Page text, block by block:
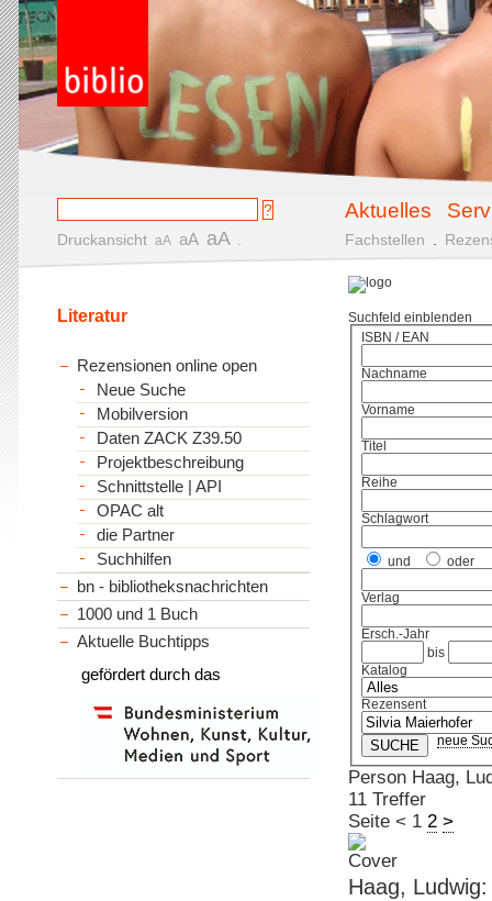
Aktuelles
Druckansicht aA aA aA Fachstellen
Suchfeld einblenden
ISBN / EAN
Nachname
Vorname
Titel
Reihe
Schlagwort
und oder
Verlag
Ersch.-Jahr
bis
Katalog
Rezensent
neue
Person Haag,
11 Treffer
Seite < 1 2 >
Haag,
Literatur
Rezensionen online open
Neue Suche
Mobilversion
Daten ZACK Z39.50
Projektbeschreibung
Schnittstelle | API
OPAC alt
die Partner
Suchhilfen
bn - bibliotheksnachrichten
1000 und 1 Buch
Aktuelle Buchtipps
gefördert durch das